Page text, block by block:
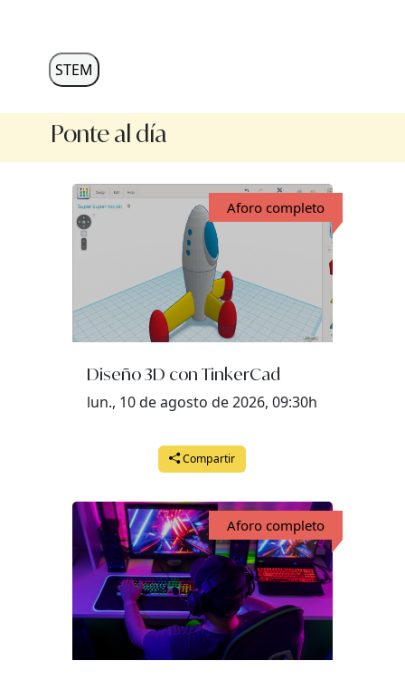
STEM
Ponte al día
Aforo completo
Diseño 3D con TinkerCad
lun., 10 de agosto de 2026, 09:30h
Compartir
Aforo completo